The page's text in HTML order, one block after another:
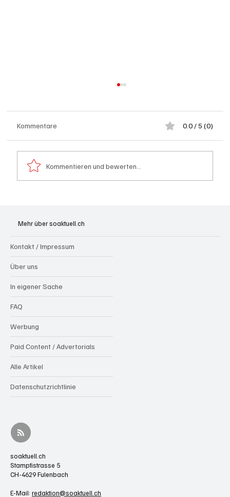
Kommentare 0.0 / 5 (0)
Kommentieren und bewerten...
Mehr über soaktuell.ch
Kontakt / Impressum
Über uns
In eigener Sache
FAQ
Werbung
Paid Content / Advertorials
Alle Artikel
Datenschutzrichtlinie
soaktuell.ch
Stampfistrasse 5
CH-4629 Fulenbach
E-Mail: redaktion@soaktuell.ch